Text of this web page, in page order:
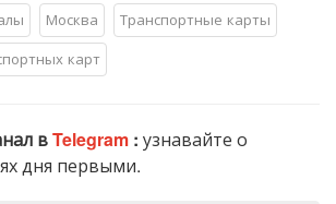
Москва
Транспортные карты
карт
вTelegram : узнавайте о
дня первыми.